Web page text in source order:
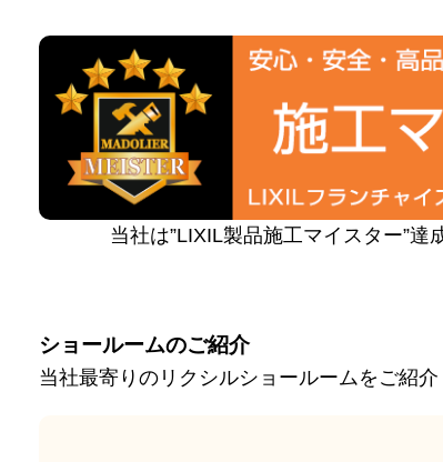
当社は”LIXIL製品施工マイスター”達
ショールームのご紹介
当社最寄りのリクシルショールームをご紹介